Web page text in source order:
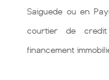
Saiguede ou en
courtier de
financement